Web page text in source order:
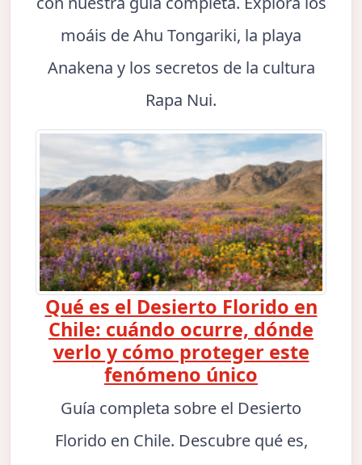
moáis de Ahu Tongariki, la playa
Anakena y los secretos de la cultura
Rapa Nui.
Qué es el Desierto Florido en
Chile: cuándo ocurre, dónde
verlo y cómo proteger este
fenómeno único
Guía completa sobre el Desierto
Florido en Chile. Descubre qué es,